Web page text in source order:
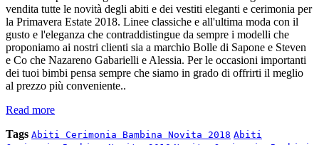
vendita tutte le novità degli abiti e dei vestiti eleganti e cerimonia per
la Primavera Estate 2018. Linee classiche e all'ultima moda con il
gusto e l'eleganza che contraddistingue da sempre i modelli che
proponiamo ai nostri clienti sia a marchio Bolle di Sapone e Steven
e Co che Nazareno Gabarielli e Alessia. Per le occasioni importanti
dei tuoi bimbi pensa sempre che siamo in grado di offrirti il meglio
al prezzo più conveniente..
Read more
Tags Abiti Cerimonia Bambina Novita 2018 Abiti